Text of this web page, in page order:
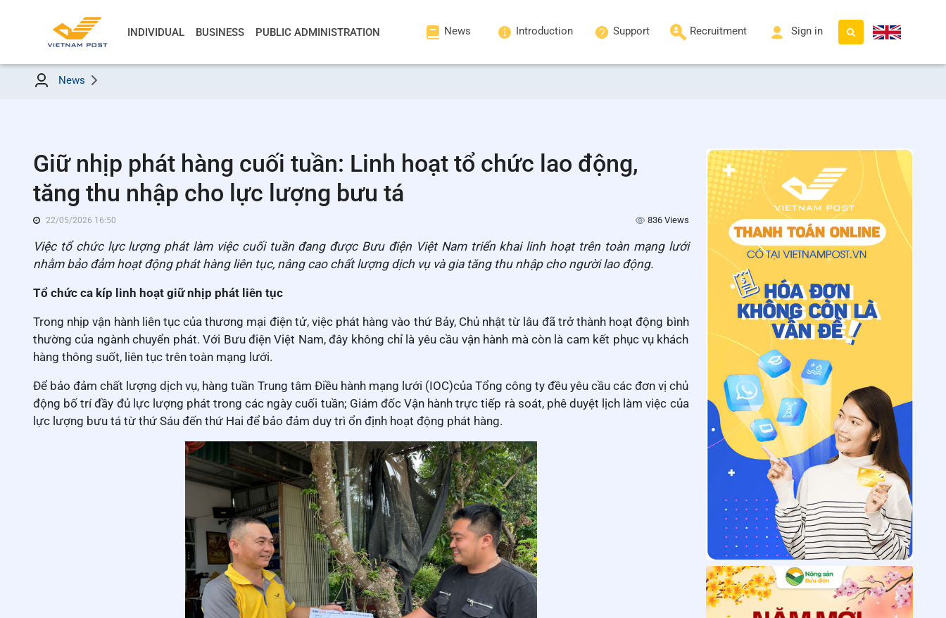
INDIVIDUAL BUSINESS PUBLIC ADMINISTRATION News Introduction Support Recruitment Sign in
News
Giữ nhịp phát hàng cuối tuần: Linh hoạt tổ chức lao động,
tăng thu nhập cho lực lượng bưu tá
22/05/2026 16:50 836 Views
Việc tổ chức lực lượng phát làm việc cuối tuần đang được Bưu điện Việt Nam triển khai linh hoạt trên toàn mạng lưới
nhằm bảo đảm hoạt động phát hàng liên tục, nâng cao chất lượng dịch vụ và gia tăng thu nhập cho người lao động.
Tổ chức ca kíp linh hoạt giữ nhịp phát liên tục
Trong nhịp vận hành liên tục của thương mại điện tử, việc phát hàng vào thứ Bảy, Chủ nhật từ lâu đã trở thành hoạt động bình
thường của ngành chuyển phát. Với Bưu điện Việt Nam, đây không chỉ là yêu cầu vận hành mà còn là cam kết phục vụ khách
hàng thông suốt, liên tục trên toàn mạng lưới.
Để bảo đảm chất lượng dịch vụ, hàng tuần Trung tâm Điều hành mạng lưới (IOC)của Tổng công ty đều yêu cầu các đơn vị chủ
động bố trí đầy đủ lực lượng phát trong các ngày cuối tuần; Giám đốc Vận hành trực tiếp rà soát, phê duyệt lịch làm việc của
lực lượng bưu tá từ thứ Sáu đến thứ Hai để bảo đảm duy trì ổn định hoạt động phát hàng.